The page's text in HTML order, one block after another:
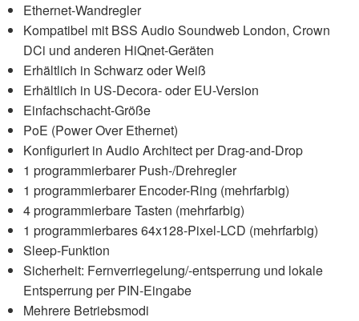
Ethernet-Wandregler
Kompatibel mit BSS Audio Soundweb London, Crown
DCi und anderen HiQnet-Geräten
Erhältlich in Schwarz oder Weiß
Erhältlich in US-Decora- oder EU-Version
Einfachschacht-Größe
PoE (Power Over Ethernet)
Konfiguriert in Audio Architect per Drag-and-Drop
1 programmierbarer Push-/Drehregler
1 programmierbarer Encoder-Ring (mehrfarbig)
4 programmierbare Tasten (mehrfarbig)
1 programmierbares 64x128-Pixel-LCD (mehrfarbig)
Sleep-Funktion
Sicherheit: Fernverriegelung/-entsperrung und lokale
Entsperrung per PIN-Eingabe
Mehrere Betriebsmodi